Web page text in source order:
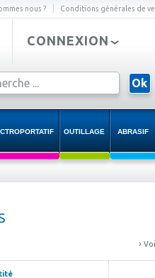
nous ? Conditions générales de
CONNEXION
Ok
OUTILLAGE ABRASIF
›